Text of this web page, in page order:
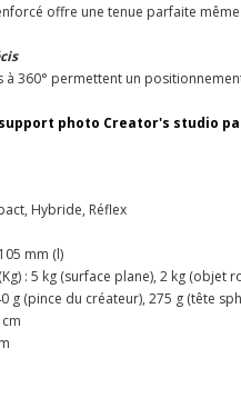
offre une tenue parfaite
à 360° permettent un
photo Creator's studio
Hybride, Réflex
mm (l)
: 5 kg (surface plane), 2 kg (objet
g (pince du créateur), 275 g (tête